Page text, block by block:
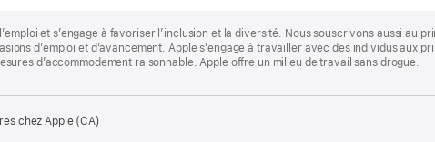
et s’engage à favoriser l’inclusion et la diversité. Nous souscrivons aussi au
d’emploi et d’avancement. Apple s’engage à travailler avec des individus aux
d’accommodement raisonnable. Apple offre un milieu de travail sans drogue.
chez Apple (CA)